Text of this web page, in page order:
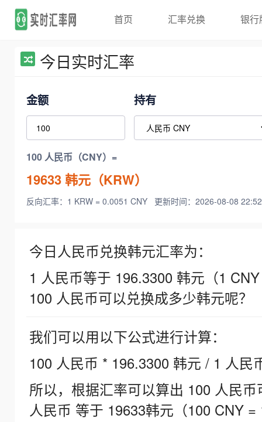
首页 汇率兑换 银行
今日实时汇率
金额 持有
100 人民币（CNY）=
19633韩元（KRW）
反向汇率：1 KRW = 0.0051 CNY 更新时间：2026-08-08
今日人民币兑换韩元汇率为：
1 人民币等于 196.3300 韩元（1
100 人民币可以兑换成多少韩元呢？
我们可以用以下公式进行计算：
100 人民币 * 196.3300 韩元 / 1 人民
所以，根据汇率可以算出 100 人民
人民币 等于 19633韩元（100 CNY =